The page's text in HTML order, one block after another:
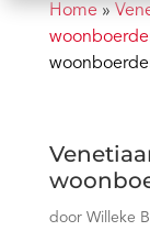
Home»
door Willeke